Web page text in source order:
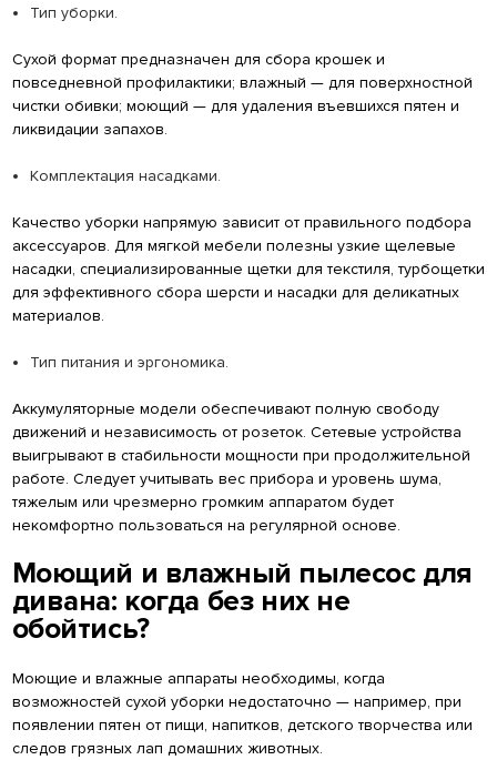
Тип уборки.
Сухой формат предназначен для сбора крошек и
повседневной профилактики; влажный — для поверхностной
чистки обивки; моющий — для удаления въевшихся пятен и
ликвидации запахов.
Комплектация насадками.
Качество уборки напрямую зависит от правильного подбора
аксессуаров. Для мягкой мебели полезны узкие щелевые
насадки, специализированные щетки для текстиля, турбощетки
для эффективного сбора шерсти и насадки для деликатных
материалов.
Тип питания и эргономика.
Аккумуляторные модели обеспечивают полную свободу
движений и независимость от розеток. Сетевые устройства
выигрывают в стабильности мощности при продолжительной
работе. Следует учитывать вес прибора и уровень шума,
тяжелым или чрезмерно громким аппаратом будет
некомфортно пользоваться на регулярной основе.
Моющий и влажный пылесос для
дивана: когда без них не
обойтись?
Моющие и влажные аппараты необходимы, когда
возможностей сухой уборки недостаточно — например, при
появлении пятен от пищи, напитков, детского творчества или
следов грязных лап домашних животных.